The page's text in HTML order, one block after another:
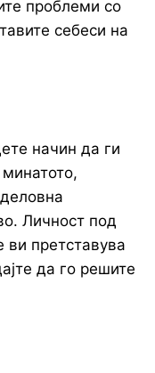
проблеми со
себеси на
начин да ги
Личност под
ви претставува
да го решите